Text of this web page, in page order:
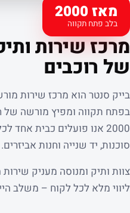
מאז 2000
בלב פתח תקווה
קצת עלינו
מרכז שירות
של רוכבים
בייק סנטר הוא מרכז שירות
בפתח תקווה ומפיץ מורשה של
2000 אנו פועלים כבית
סוכנות, יד שנייה וחנות אביזרים.
צוות ותיק ומנוסה מעניק
ליווי מלא לכל לקוח – משלב